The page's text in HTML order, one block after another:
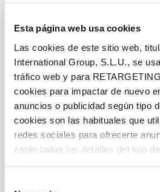
Esta página web usa cookies
Las cookies de este sitio web,
International Group, S.L.U., se
tráfico web y para
cookies para impactar de nuevo
anuncios o publicidad según tipo
cookies son las habituales que
redes sociales para ofrecerte
están todos los detalles del tipo
Extra Virgin Olive